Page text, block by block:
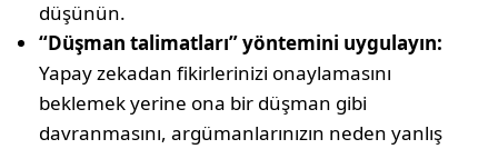
düşünün.
“Düşman talimatları” yöntemini uygulayın:
Yapay zekadan fikirlerinizi onaylamasını
beklemek yerine ona bir düşman gibi
davranmasını, argümanlarınızın neden yanlış